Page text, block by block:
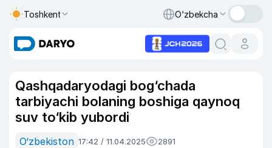
Toshkent O‘zbekcha
Qashqadaryodagi bog‘chada
tarbiyachi bolaning boshiga qaynoq
suv to‘kib yubordi
O‘zbekiston 17:42 / 11.04.2025 2891